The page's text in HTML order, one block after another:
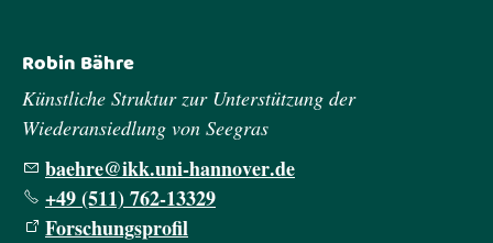
Robin Bähre
Künstliche Struktur zur Unterstützung der
Wiederansiedlung von Seegras
b hr kk n-h nn v rd
+49 (511) 762-13329
Forschungsprofil